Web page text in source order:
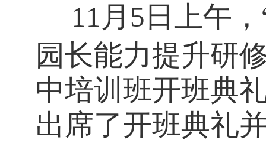
11 月 5 日上午
园长能力提升研
中培训班开班典
出席了开班典礼